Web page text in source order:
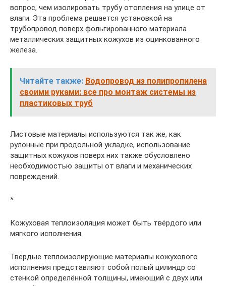
вопрос, чем изолировать трубу отопления на улице от
влаги. Эта проблема решается установкой на
трубопровод поверх фольгированного материала
металлических защитных кожухов из оцинкованного
железа.
Читайте также: Водопровод из полипропилена
своими руками: все про монтаж системы из
пластиковых труб
Листовые материалы используются так же, как
рулонные при продольной укладке, использование
защитных кожухов поверх них также обусловлено
необходимостью защиты от влаги и механических
повреждений.
*
Кожуховая теплоизоляция может быть твёрдого или
мягкого исполнения.
Твёрдые теплоизолирующие материалы кожухового
исполнения представляют собой полый цилиндр со
стенкой определённой толщины, имеющий с двух или